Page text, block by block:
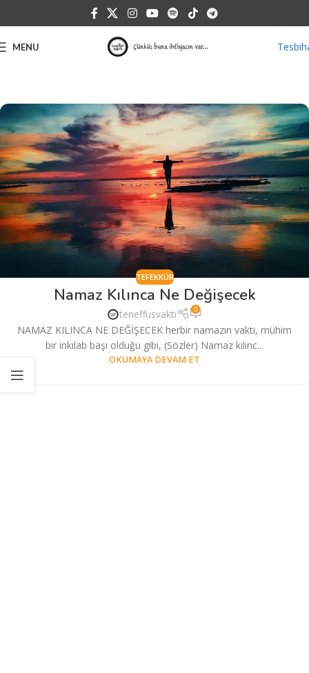
MENU
TEFEKKÜR
Namaz Kılınca Ne Değişecek
teneffusvakti 0
NAMAZ KILINCA NE DEĞİŞECEK herbir namazın vakti, mühim
bir inkılab başı olduğu gibi, (Sözler) Namaz kılınc...
OKUMAYA DEVAM ET